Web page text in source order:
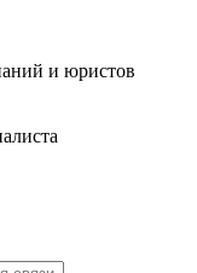
и юристов